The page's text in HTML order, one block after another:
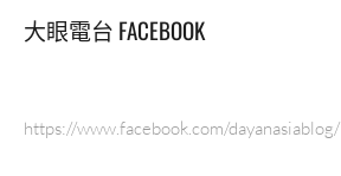
大眼電台 FACEBOOK
https://www.facebook.com/dayanasiablog/